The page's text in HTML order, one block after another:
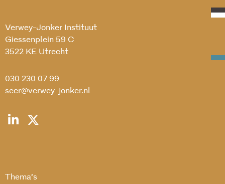
Verwey-Jonker Instituut
Giessenplein 59 C
3522 KE Utrecht
030 230 07 99
secr@verwey-jonker.nl
Thema’s